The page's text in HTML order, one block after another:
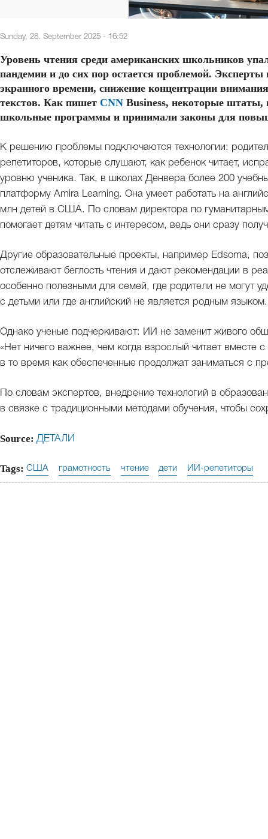
Sunday, 28. September 2025 - 16:52
Уровень чтения среди американских школьников
пандемии и до сих пор остается проблемой.
экранного времени, снижение концентрации
текстов. Как пишет CNN Business, некоторые
школьные программы и принимали законы для
К решению проблемы подключаются технологии:
репетиторов, которые слушают, как ребенок читает,
уровню ученика. Так, в школах Денвера более 200
платформу Amira Learning. Она умеет работать на
млн детей в США. По словам директора по
помогает детям читать с интересом, ведь они сразу
Другие образовательные проекты, например Edsoma,
отслеживают беглость чтения и дают рекомендации в
особенно полезными для семей, где родители не могут
с детьми или где английский не является родным языком.
Однако ученые подчеркивают: ИИ не заменит живого
«Нет ничего важнее, чем когда взрослый читает
в то время как обеспеченные продолжат заниматься с
По словам экспертов, внедрение технологий в
в связке с традиционными методами обучения, чтобы
Source: ДЕТАЛИ
Tags: США грамотность чтение дети ИИ-репетиторы